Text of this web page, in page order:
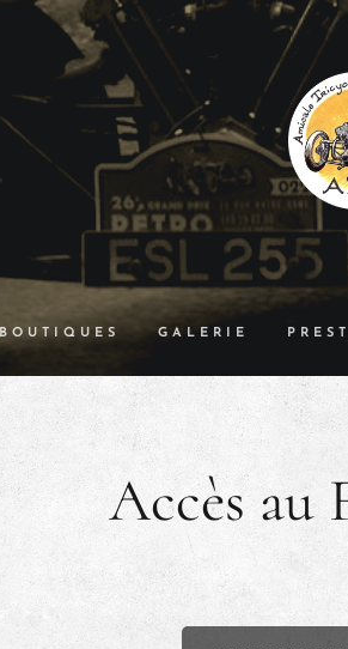
BOUTIQUES GALERIE
Accès au